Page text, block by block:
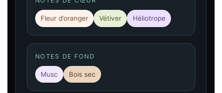
Fleur d’oranger Vétiver Héliotrope
NOTES DE FOND
Musc Bois sec